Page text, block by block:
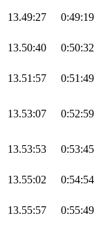
13.49:27 0:49:19
13.50:40 0:50:32
13.51:57 0:51:49
13.53:07 0:52:59
13.53:53 0:53:45
13.55:02 0:54:54
13.55:57 0:55:49